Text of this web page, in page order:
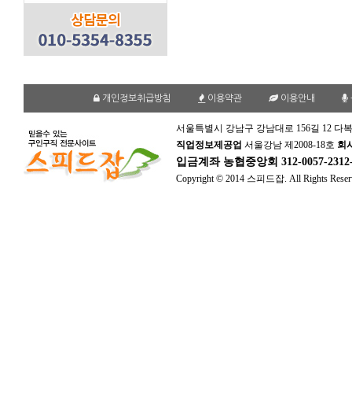
개인정보취급방침 이용약관 이용안내
서울특별시 강남구 강남대로 156길 12 다
직업정보제공업 서울강남 제2008-18호 회
입금계좌 농협중앙회 312-0057-
Copyright © 2014 스피드잡. All Rights